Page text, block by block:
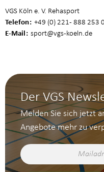
VGS Köln e. V. Rehasport
Telefon +49 (0) 221 - 888 253 0
E-Mail sport@vgs-koeln.de
Der VGS
Melden Sie sich jetzt
Angebote mehr zu